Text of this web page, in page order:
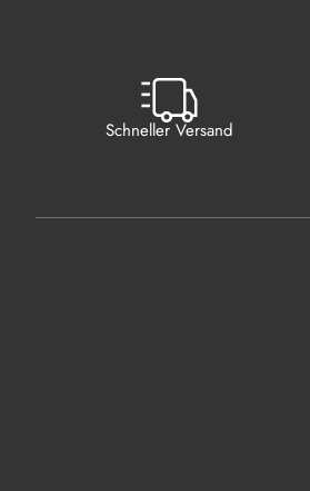
Schneller Versand